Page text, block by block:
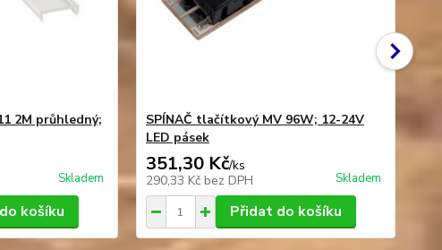
2M průhledný;
Skladem
košíku
SPÍNAČ tlačítkový MV 96W; 12-24V
LED pásek
351,30 Kč/ks
290,33 Kč bez DPH Skladem
Přidat do košíku